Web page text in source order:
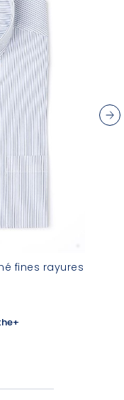
fines rayures